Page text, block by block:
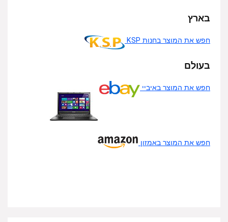
בארץ
חפש את המוצר בחנות KSP
בעולם
חפש את המוצר באיביי
חפש את המוצר באמזון